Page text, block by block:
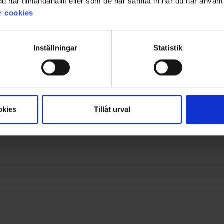
cookies
Inställningar Statistik
Tillåt urval